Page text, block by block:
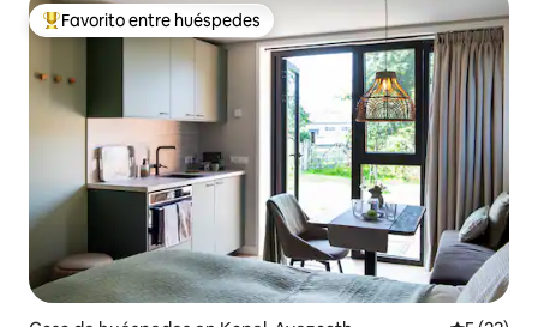
Favorito entre huéspedes preferido
Favorito entre huéspedes